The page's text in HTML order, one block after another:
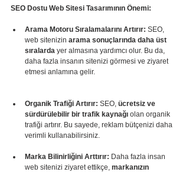
SEO Dostu Web Sitesi Tasarımının Önemi:
Arama Motoru Sıralamalarını Artırır: SEO,
web sitenizin arama sonuçlarında daha üst
sıralarda yer almasına yardımcı olur. Bu da,
daha fazla insanın sitenizi görmesi ve ziyaret
etmesi anlamına gelir.
Organik Trafiği Artırır: SEO, ücretsiz ve
sürdürülebilir bir trafik kaynağı olan organik
trafiği artırır. Bu sayede, reklam bütçenizi daha
verimli kullanabilirsiniz.
Marka Bilinirliğini Arttırır: Daha fazla insan
web sitenizi ziyaret ettikçe, markanızın